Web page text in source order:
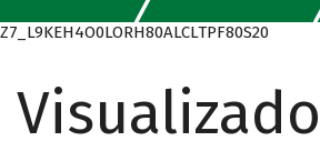
Z7_L9KEH4O0LORH80ALCLTPF80S20